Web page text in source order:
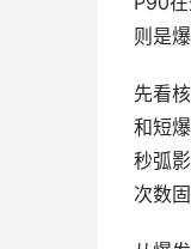
则是
先看
和短
秒弧
次数